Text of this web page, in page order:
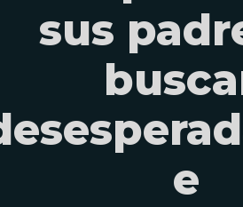
sus
e